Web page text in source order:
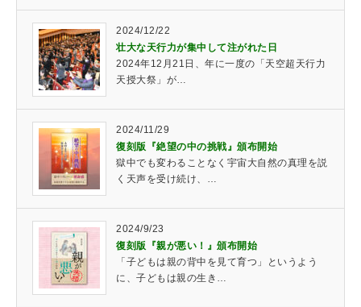
2024/12/22
壮大な天行力が集中して注がれた日
2024年12月21日、年に一度の「天空超天行力
天授大祭」が…
2024/11/29
復刻版『絶望の中の挑戦』頒布開始
獄中でも変わることなく宇宙大自然の真理を説
く天声を受け続け、…
2024/9/23
復刻版『親が悪い！』頒布開始
「子どもは親の背中を見て育つ」というよう
に、子どもは親の生き…